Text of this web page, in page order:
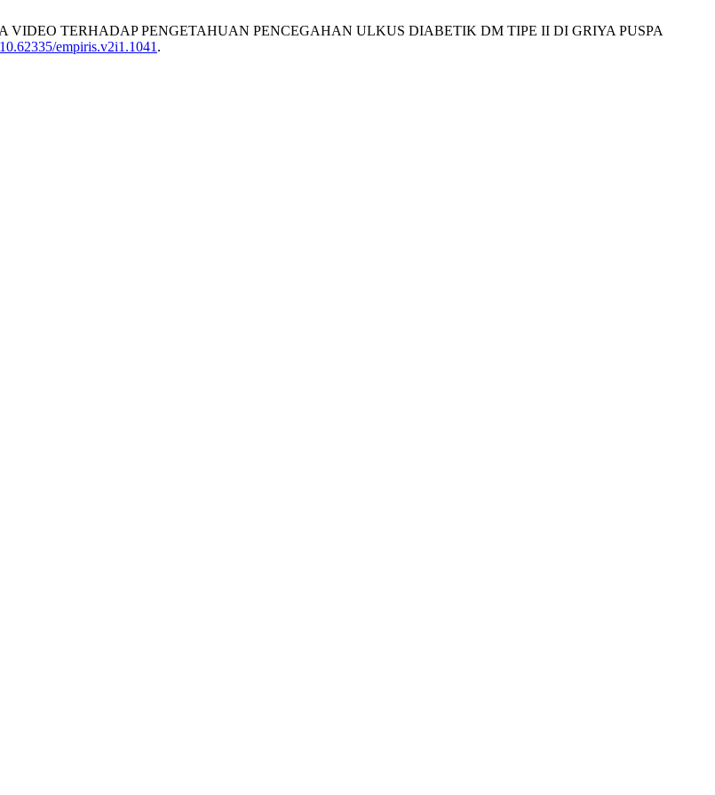
VIDEO TERHADAP PENGETAHUAN PENCEGAHAN ULKUS DIABETIK DM TIPE II DI GRIYA PUSPA
empiris.v2i1.1041 .